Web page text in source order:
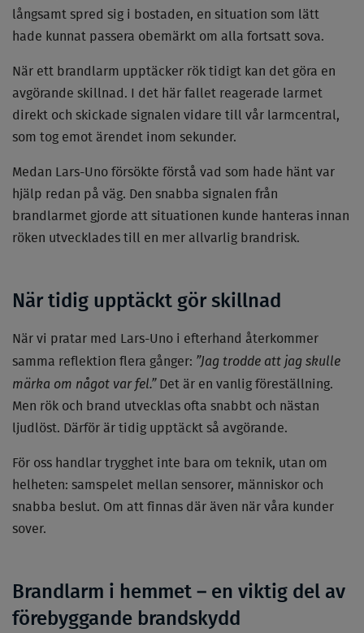
långsamt spred sig i bostaden, en situation som lätt
hade kunnat passera obemärkt om alla fortsatt sova.
När ett brandlarm upptäcker rök tidigt kan det göra en
avgörande skillnad. I det här fallet reagerade larmet
direkt och skickade signalen vidare till vår larmcentral,
som tog emot ärendet inom sekunder.
Medan Lars-Uno försökte förstå vad som hade hänt var
hjälp redan på väg. Den snabba signalen från
brandlarmet gjorde att situationen kunde hanteras innan
röken utvecklades till en mer allvarlig brandrisk.
När tidig upptäckt gör skillnad
När vi pratar med Lars-Uno i efterhand återkommer
samma reflektion flera gånger: ”Jag trodde att jag skulle
märka om något var fel.” Det är en vanlig föreställning.
Men rök och brand utvecklas ofta snabbt och nästan
ljudlöst. Därför är tidig upptäckt så avgörande.
För oss handlar trygghet inte bara om teknik, utan om
helheten: samspelet mellan sensorer, människor och
snabba beslut. Om att finnas där även när våra kunder
sover.
Brandlarm i hemmet – en viktig del av
förebyggande brandskydd